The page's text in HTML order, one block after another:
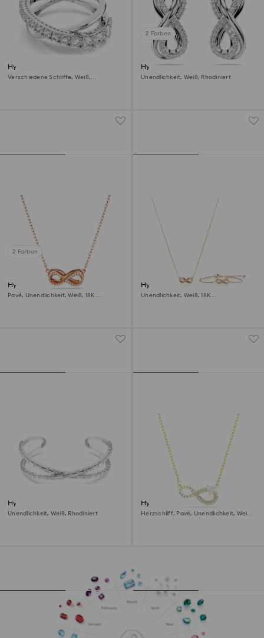
Hyperbola Ring
Verschiedene Schliffe, Weiß,
2 Farben
Hyperbola Ohrstecker
Unendlichkeit, Weiß, Rhodiniert
2 Farben
Hyperbola Anhänger
Pavé, Unendlichkeit, Weiß, 18K
Hyperbola Set
Unendlichkeit, Weiß, 18K
Hyperbola Armreif
Unendlichkeit, Weiß, Rhodiniert
Hyperbola Halskette
Herzschliff, Pavé, Unendlichkeit, Weiß,